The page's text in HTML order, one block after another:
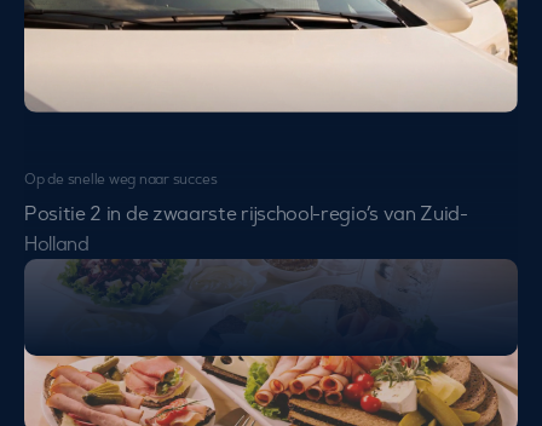
Op de snelle weg naar succes
Positie 2 in de zwaarste rijschool-regio’s van Zuid-
Holland